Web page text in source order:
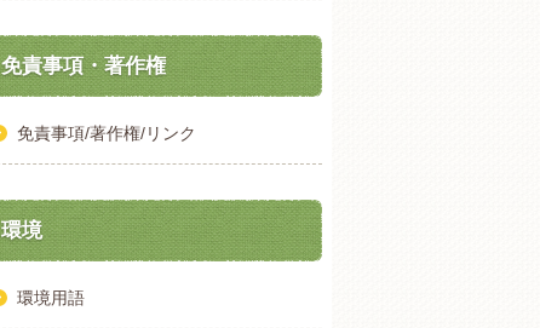
免責事項・著作権
免責事項/著作権/リンク
環境
環境用語